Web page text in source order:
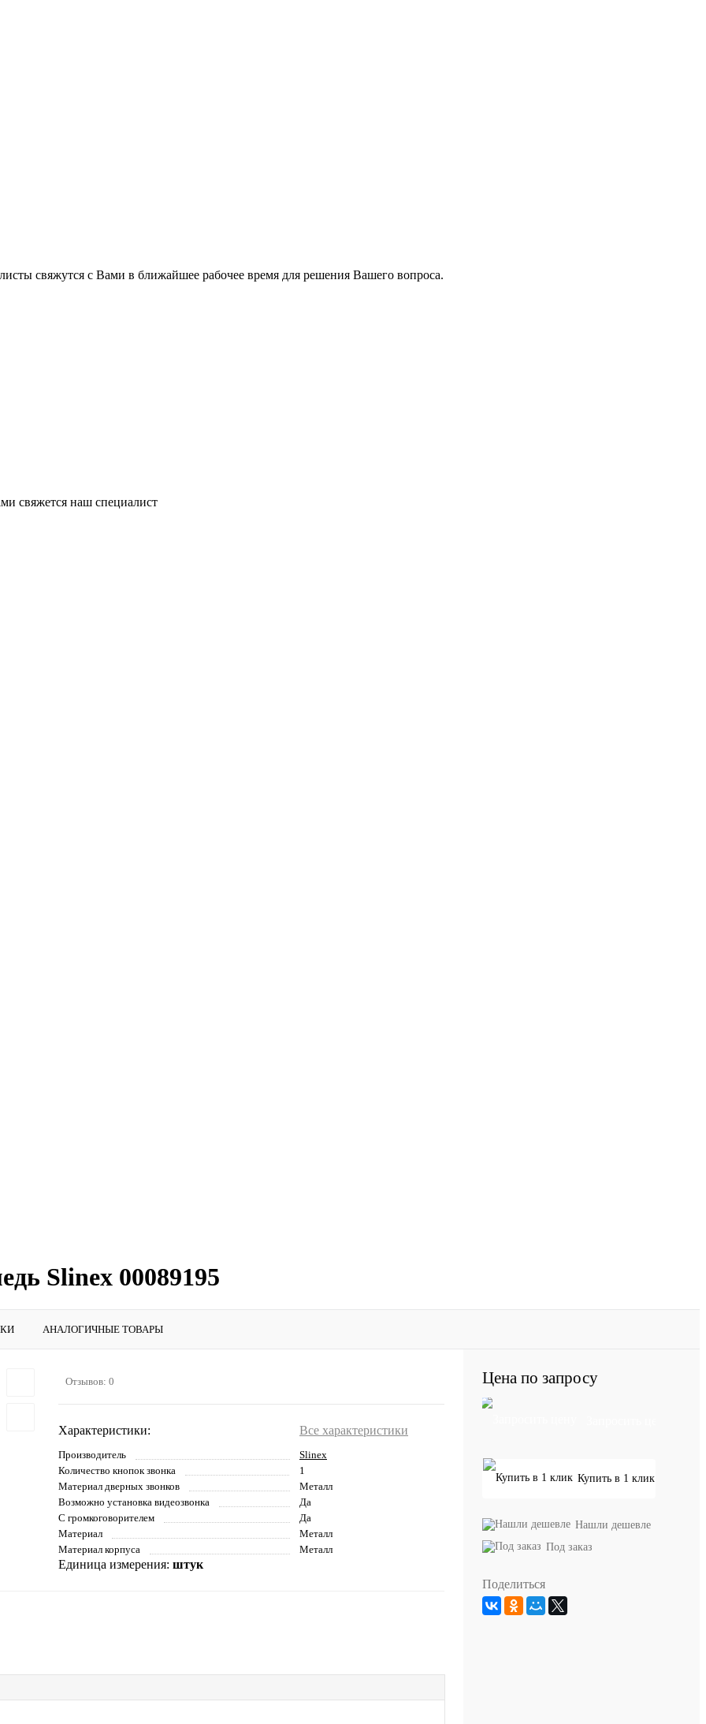
свяжутся с Вами в ближайшее рабочее время для решения Вашего вопроса.
свяжется наш специалист
Slinex 00089195
АНАЛОГИЧНЫЕ ТОВАРЫ
Отзывов: 0
Характеристики: Все характеристики
Производитель
Slinex
Количество кнопок звонка
1
Материал дверных звонков
Металл
Возможно установка видеозвонка
Да
С громкоговорителем
Да
Материал
Металл
Материал корпуса
Металл
Единица измерения: штук
Цена по запросу
Купить в 1 клик
Нашли дешевле
Под заказ
Поделиться